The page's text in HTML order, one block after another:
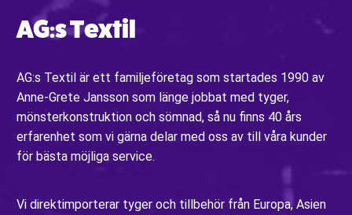
AG:s Textil
AG:s Textil är ett familjeföretag som startades 1990 av
Anne-Grete Jansson som länge jobbat med tyger,
mönsterkonstruktion och sömnad, så nu finns 40 års
erfarenhet som vi gärna delar med oss av till våra kunder
för bästa möjliga service.
Vi direktimporterar tyger och tillbehör från Europa, Asien